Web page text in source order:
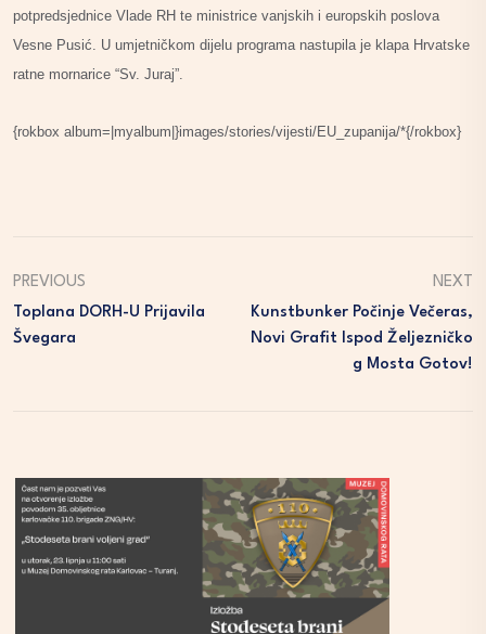
potpredsjednice Vlade RH te ministrice vanjskih i europskih poslova
Vesne Pusić. U umjetničkom dijelu programa nastupila je klapa Hrvatske
ratne mornarice “Sv. Juraj”.
{rokbox album=|myalbum|}images/stories/vijesti/EU_zupanija/*{/rokbox}
PREVIOUS
Toplana DORH-U Prijavila
Švegara
NEXT
Kunstbunker Počinje Večeras,
Novi Grafit Ispod Željezničko
G Mosta Gotov!